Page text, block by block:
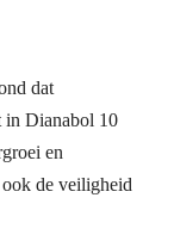
dat
in Dianabol 10
en
ook de veiligheid